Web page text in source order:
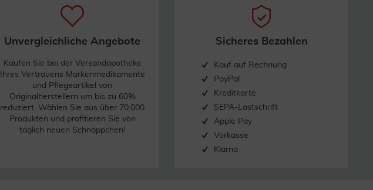
Unvergleichliche Angebote
Kaufen Sie bei der Versandapotheke
Ihres Vertrauens Markenmedikamente
und Pflegeartikel von
Originalherstellern um bis zu 60%
reduziert. Wählen Sie aus über 70.000
Produkten und profitieren Sie von
täglich neuen Schnäppchen!
Sicheres Bezahlen
Kauf auf Rechnung
PayPal
Kreditkarte
SEPA-Lastschrift
Apple Pay
Vorkasse
Klarna